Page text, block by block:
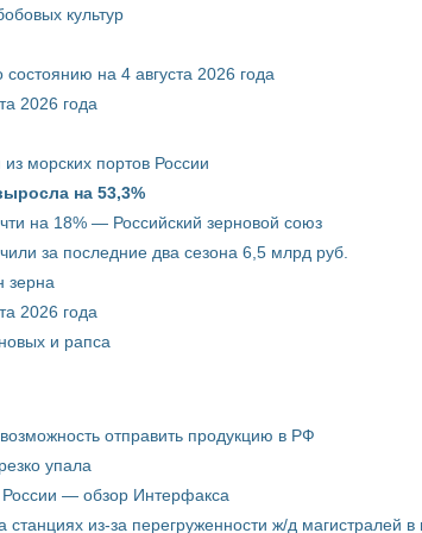
культур
на 4 августа 2026 года
2026 года
морских портов России
на 53,3%
на 18% — Российский зерновой союз
за последние два сезона 6,5 млрд руб.
зерна
2026 года
и рапса
отправить продукцию в РФ
упала
— обзор Интерфакса
из-за перегруженности ж/д магистралей в